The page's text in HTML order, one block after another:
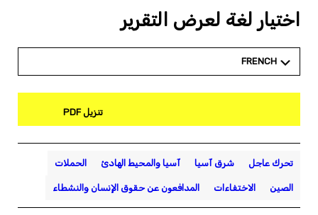
اختيار لغة لعرض التقرير
FRENCH
تنزيل PDF
تحرك عاجل شرق آسيا آسيا والمحيط الهادئ الحملات
الصين الاختفاءات المدافعون عن حقوق الإنسان والنشطاء